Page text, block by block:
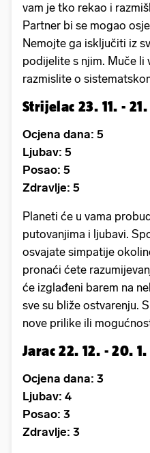
vam je tko rekao i
Partner bi se mogao
Nemojte ga isključiti iz
podijelite s njim. Muče li
razmislite o
Strijelac 23. 11. - 21.
Ocjena dana: 5
Ljubav: 5
Posao: 5
Zdravlje: 5
Planeti će u vama
putovanjima i ljubavi.
osvajate simpatije
pronaći ćete
će izglađeni barem na
sve su bliže ostvarenju.
nove prilike ili
Jarac 22. 12. - 20. 1.
Ocjena dana: 3
Ljubav: 4
Posao: 3
Zdravlje: 3